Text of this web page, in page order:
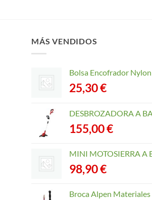
MÁS VENDIDOS
Bolsa Encofrador
25,30€
DESBROZADORA A
155,00€
MINI MOTOSIERRA A
98,90€
Broca Alpen